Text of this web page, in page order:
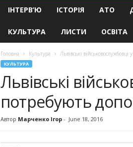
ІНТЕРВ’Ю ІСТОРІЯ АТО
КУЛЬТУРА ЛИСТИ ОСВІТА
Головна Культура Львівські
КУЛЬТУРА
Львівські
потребують
Автор Марченко Ігор- June 18, 2016